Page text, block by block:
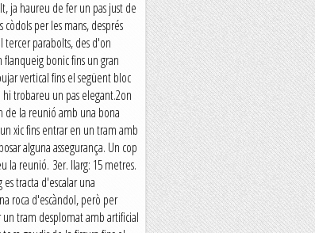
ja haureu de fer un pas just de
per les mans, després
tercer parabolts, des d'on
bonic fins un gran
vertical fins el següent bloc
trobareu un pas elegant.2on
de la reunió amb una bona
xic fins entrar en un tram amb
alguna assegurança. Un cop
la reunió. 3er. llarg: 15 metres.
es tracta d'escalar una
roca d'escàndol, però per
tram desplomat amb artificial